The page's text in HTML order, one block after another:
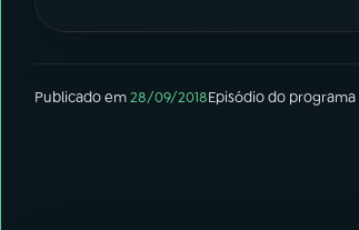
Publicado em28/09/2018Episódiodo programa